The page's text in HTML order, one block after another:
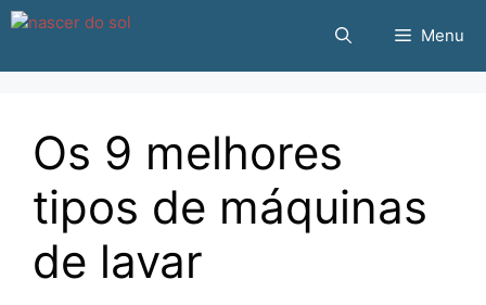
Pular
o
Menu
Os 9 melhores
tipos de máquinas
de lavar